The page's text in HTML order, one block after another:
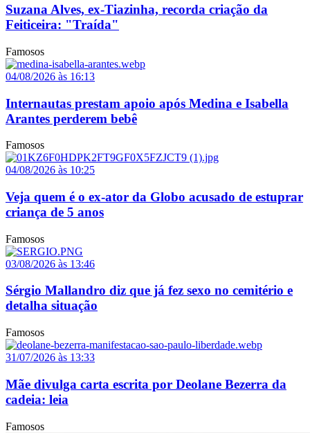
Suzana Alves, ex-Tiazinha, recorda criação da
Feiticeira: "Traída"
Famosos
04/08/2026 às 16:13
Internautas prestam apoio após Medina e Isabella
Arantes perderem bebê
Famosos
04/08/2026 às 10:25
Veja quem é o ex-ator da Globo acusado de estuprar
criança de 5 anos
Famosos
03/08/2026 às 13:46
Sérgio Mallandro diz que já fez sexo no cemitério e
detalha situação
Famosos
31/07/2026 às 13:33
Mãe divulga carta escrita por Deolane Bezerra da
cadeia: leia
Famosos